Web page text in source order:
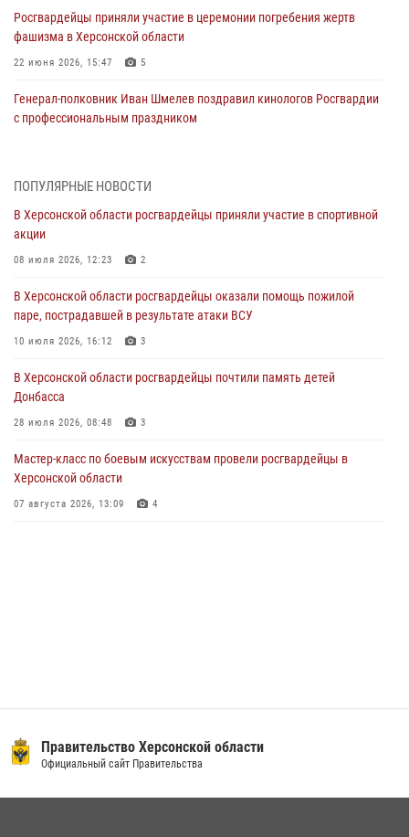
Росгвардейцы приняли участие в церемонии погребения жертв
фашизма в Херсонской области
22 июня 2026, 15:47 5
Генерал-полковник Иван Шмелев поздравил кинологов Росгвардии
с профессиональным праздником
Директор Росгвардии Герой России генерал армии Виктор Золотов
Днём медицинского работника
20 июня 2026, 21:01
место на международных соревнованиях
18 июня 2026, 11:46 4
поздравил ветеранов и личный состав ведомства с Днём России
11 июня 2026, 21:01
фестиваля медийного творчества «Братина» проводят показ
документальных фильмов о героях СВО
11 июня 2026, 13:23
ПОПУЛЯРНЫЕ НОВОСТИ
В Херсонской области росгвардейцы приняли участие в спортивной
акции
08 июля 2026, 12:23 2
В Херсонской области росгвардейцы оказали помощь пожилой
паре, пострадавшей в результате атаки ВСУ
10 июля 2026, 16:12 3
В Херсонской области росгвардейцы почтили память детей
Донбасса
28 июля 2026, 08:48 3
Мастер-класс по боевым искусствам провели росгвардейцы в
Херсонской области
07 августа 2026, 13:09 4
Правительство Херсонской области
Официальный сайт Правительства